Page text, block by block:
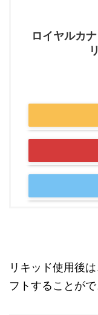
ロイヤルカ
リキッド使用後
フトすることがで